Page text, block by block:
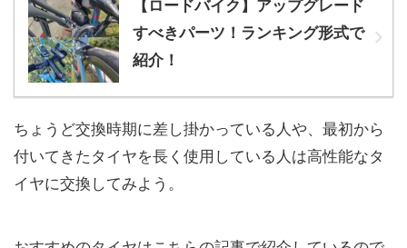
【ロードバイク】アップグレード
すべきパーツ！ランキング形式で
紹介！
ちょうど交換時期に差し掛かっている人や、最初から
付いてきたタイヤを長く使用している人は高性能なタ
イヤに交換してみよう。